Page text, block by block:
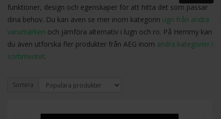
funktioner, design och egenskaper för att hitta det som passar
dina behov. Du kan även se mer inom kategorin ugn från andra
varumärken och jämföra alternativ i lugn och ro. På Hemmy kan
du även utforska fler produkter från AEG inom andra kategorier i
sortimentet.
Sortera